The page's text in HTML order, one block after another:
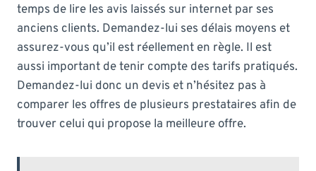
temps de lire les avis laissés sur internet par ses
anciens clients. Demandez-lui ses délais moyens et
assurez-vous qu’il est réellement en règle. Il est
aussi important de tenir compte des tarifs pratiqués.
Demandez-lui donc un devis et n’hésitez pas à
comparer les offres de plusieurs prestataires afin de
trouver celui qui propose la meilleure offre.